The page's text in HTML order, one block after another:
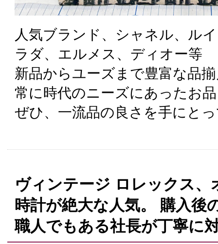
人気ブランド、シャネル、ル
ラダ、エルメス、ディオー等
新品からユーズまで豊富な品
常に時代のニーズにあったお
ぜひ、一流品の良さを手にと
ヴィンテージ ロレックス
時計が絶大な人気。 購入後
職人でもある社長が丁寧に